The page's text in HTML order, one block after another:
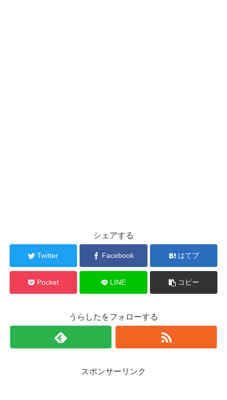
シェアする
Twitter Facebook はてブ
Pocket LINE コピー
うらしたをフォローする
スポンサーリンク